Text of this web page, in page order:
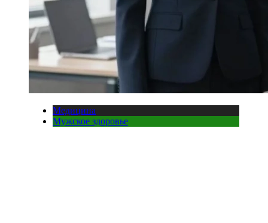
Медицина
Мужское здоровье